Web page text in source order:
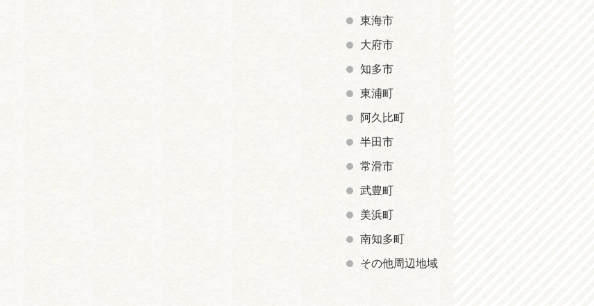
東海市
大府市
知多市
東浦町
阿久比町
半田市
常滑市
武豊町
美浜町
南知多町
その他周辺地域